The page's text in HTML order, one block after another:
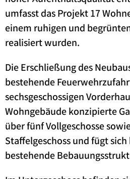
umfasst das Projekt 17
einem ruhigen und
realisiert wurden.
Die Erschließung des
bestehende
sechsgeschossigen
Wohngebäude konzipierte
über fünf Vollgeschosse
Staffelgeschoss und fügt
bestehende